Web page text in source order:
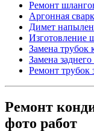
Ремонт
Аргонная
Димет
Изготовление
Замена трубок
Замена
Ремонт трубок
Ремонт
фото работ